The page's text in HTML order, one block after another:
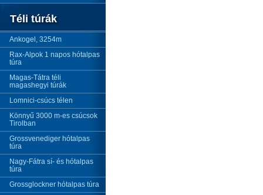
Téli túrák
Ankogel, 3254m
Rax-Alpok 1 napos hótalpas
túra
Magas-Tátra téli
magashegyi túrák
Lomnici-csúcs télen
Könnyű 3000 m-es csúcsok
Tirolban
Grossvenediger hótalpas
túra
Nagy-Fátra sí- és hótalpas
túra
Grossglockner hótalpas túra